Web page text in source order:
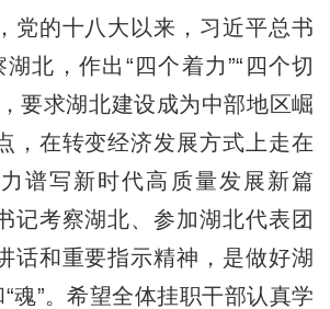
的十八大以来，习近平总书
北，作出“四个着力”“四个切
要求湖北建设成为中部地区崛
，在转变经济发展方式上走在
谱写新时代高质量发展新篇
记考察湖北、参加湖北代表团
话和重要指示精神，是做好湖
“魂”。希望全体挂职干部认真学